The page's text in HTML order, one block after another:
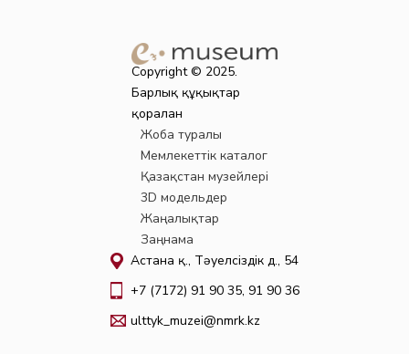
Copyright © 2025.
Барлық құқықтар
қорғалған
Жоба туралы
Мемлекеттік каталог
Қазақстан музейлері
3D модельдер
Жаңалықтар
Заңнама
Астана қ., Тәуелсіздік д., 54
+7 (7172) 91 90 35, 91 90 36
ulttyk_muzei@nmrk.kz